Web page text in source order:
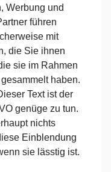
Werbung und
führen
mit
die Sie ihnen
sie im Rahmen
haben.
Text ist der
genüge zu tun.
nichts
Einblendung
sie lässtig ist.